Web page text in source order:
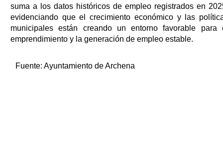
suma a los datos históricos de empleo registrados en
evidenciando que el crecimiento económico y las
municipales están creando un entorno favorable para
emprendimiento y la generación de empleo estable.
Fuente: Ayuntamiento de Archena